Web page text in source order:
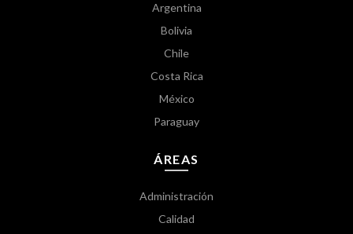
Argentina
Bolivia
Chile
Costa Rica
México
Paraguay
ÁREAS
Administración
Calidad